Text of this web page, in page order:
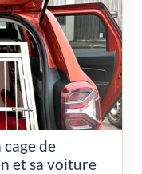
de
et sa voiture